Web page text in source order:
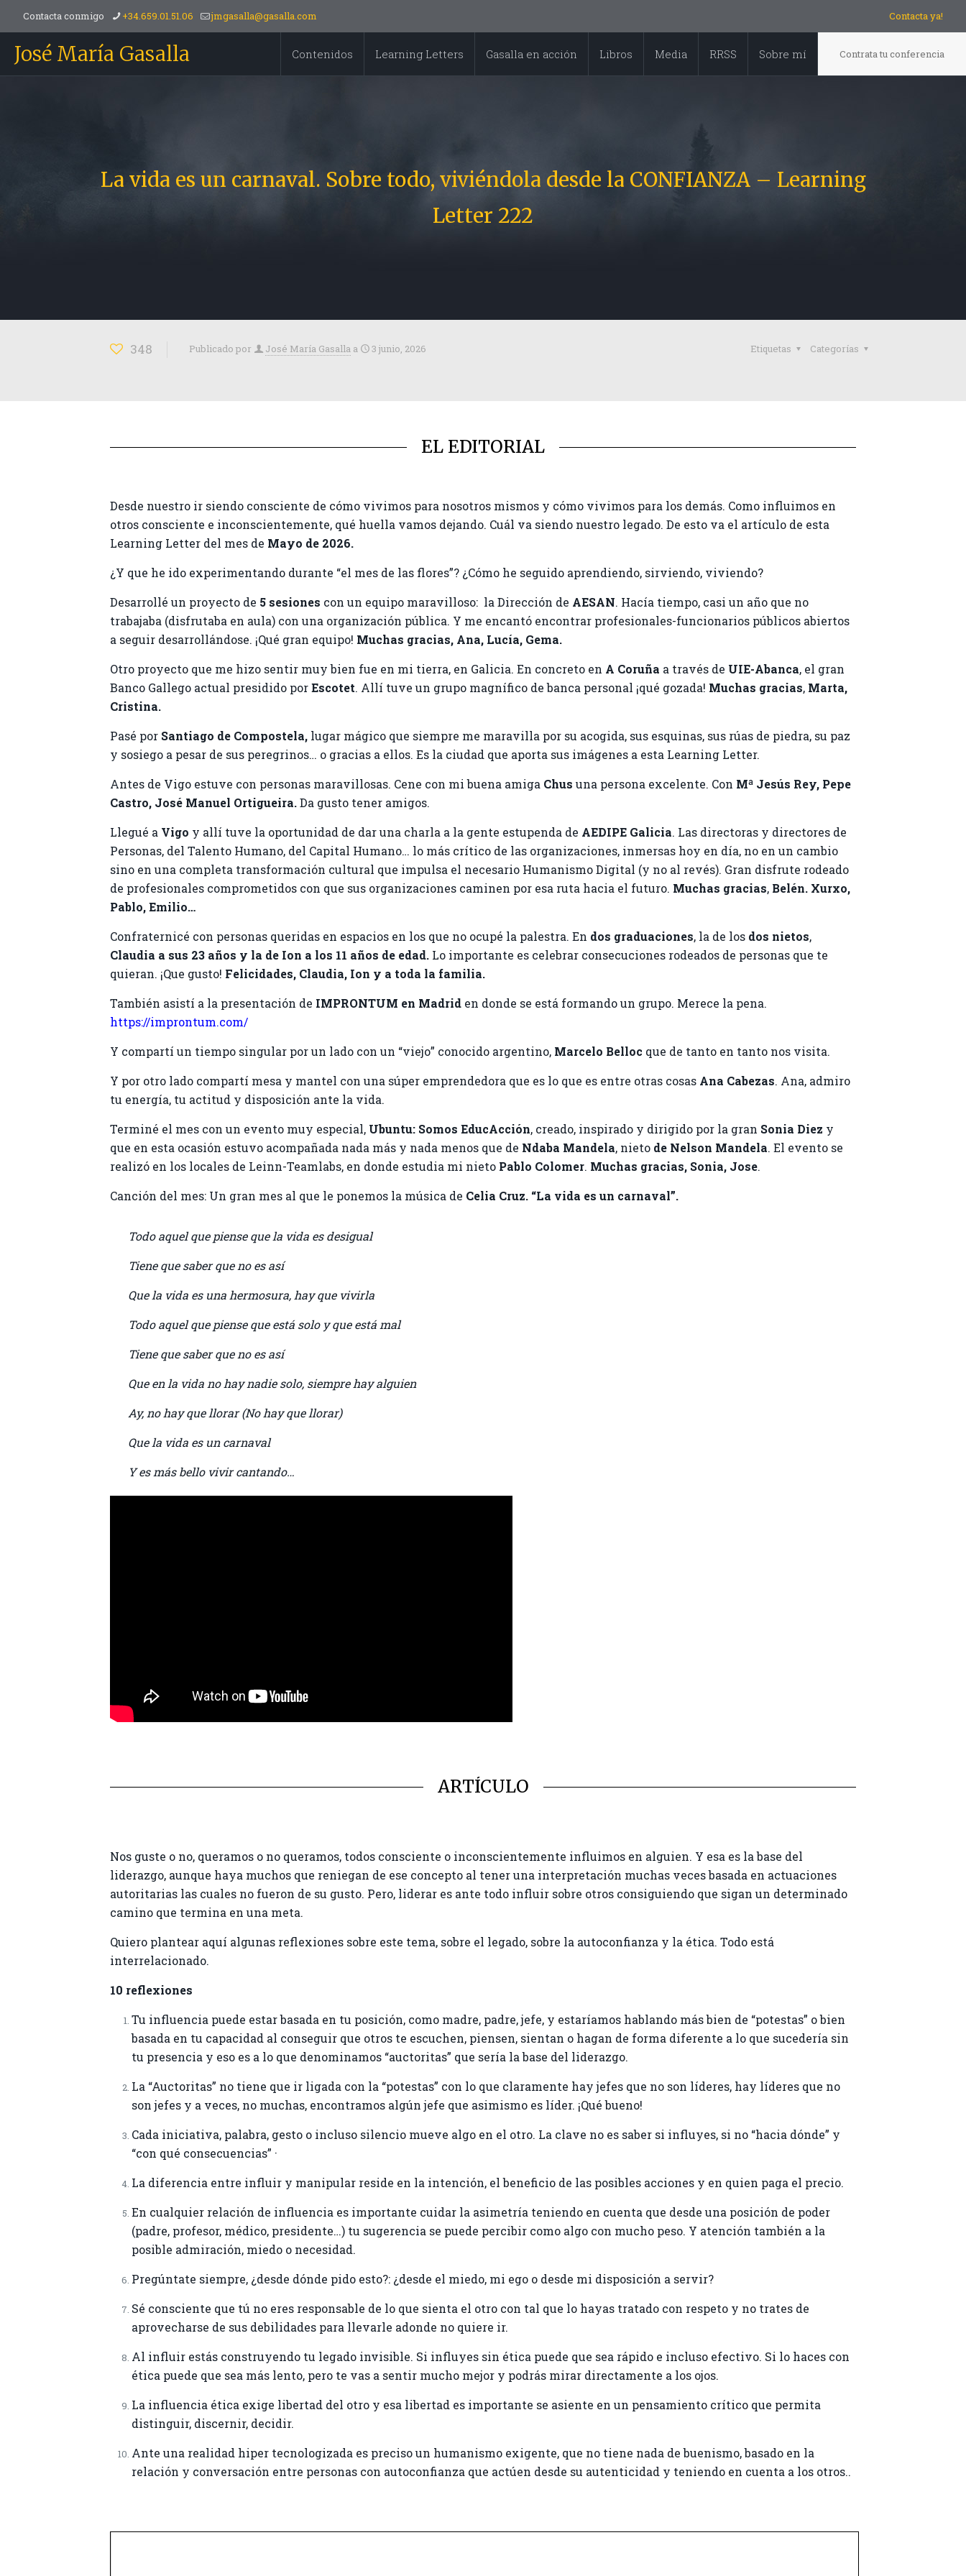
Contacta conmigo +34.659.01.51.06 jmgasalla@gasalla.com Contacta ya!
José María Gasalla Contenidos Learning Letters Gasalla en acción Libros Media RRSS Sobre mí Contrata tu conferencia
La vida es un carnaval. Sobre todo, viviéndola desde la CONFIANZA – Learning
Letter 222
348 Publicado por José María Gasalla a 3 junio, 2026 Categorías
Etiquetas
EL EDITORIAL
Desde nuestro ir siendo consciente de cómo vivimos para nosotros mismos y cómo vivimos para los demás. Como influimos en
otros consciente e inconscientemente, qué huella vamos dejando. Cuál va siendo nuestro legado. De esto va el artículo de esta
Learning Letter del mes de Mayo de 2026.
¿Y que he ido experimentando durante “el mes de las flores”? ¿Cómo he seguido aprendiendo, sirviendo, viviendo?
Desarrollé un proyecto de 5 sesiones con un equipo maravilloso: la Dirección de AESAN. Hacía tiempo, casi un año que no
trabajaba (disfrutaba en aula) con una organización pública. Y me encantó encontrar profesionales-funcionarios públicos abiertos
a seguir desarrollándose. ¡Qué gran equipo! Muchas gracias, Ana, Lucía, Gema.
Otro proyecto que me hizo sentir muy bien fue en mi tierra, en Galicia. En concreto en A Coruña a través de UIE-Abanca, el gran
Banco Gallego actual presidido porEscotet. Allí tuve un grupo magnífico de banca personal ¡qué gozada! Muchas gracias, Marta,
Cristina.
Pasé por Santiago de Compostela, lugar mágico que siempre me maravilla por su acogida, sus esquinas, sus rúas de piedra, su paz
y sosiego a pesar de sus peregrinos… o gracias a ellos. Es la ciudad que aporta sus imágenes a esta Learning Letter.
Antes de Vigo estuve con personas maravillosas. Cene con mi buena amiga Chus una persona excelente. Con Mª Jesús Rey, Pepe
Castro, José Manuel Ortigueira.Da gusto tener amigos.
Llegué a Vigo y allí tuve la oportunidad de dar una charla a la gente estupenda de AEDIPE Galicia. Las directoras y directores de
Personas, del Talento Humano, del Capital Humano… lo más crítico de las organizaciones, inmersas hoy en día, no en un cambio
sino en una completa transformación cultural que impulsa el necesario Humanismo Digital (y no al revés). Gran disfrute rodeado
de profesionales comprometidos con que sus organizaciones caminen por esa ruta hacia el futuro. Muchas gracias, Belén. Xurxo,
Pablo, Emilio…
Confraternicé con personas queridas en espacios en los que no ocupé la palestra. En dos graduaciones, la de los dos nietos,
Claudia a sus 23 años y la de Ion a los 11 años de edad. Lo importante es celebrar consecuciones rodeados de personas que te
quieran. ¡Que gusto! Felicidades, Claudia, Ion y a toda la familia.
También asistí a la presentación de IMPRONTUM en Madrid en donde se está formando un grupo. Merece la pena.
https://improntum.com/
Y compartí un tiempo singular por un lado con un “viejo” conocido argentino, Marcelo Belloc que de tanto en tanto nos visita.
Y por otro lado compartí mesa y mantel con una súper emprendedora que es lo que es entre otras cosas Ana Cabezas. Ana, admiro
tu energía, tu actitud y disposición ante la vida.
Terminé el mes con un evento muy especial, Ubuntu: Somos EducAcción, creado, inspirado y dirigido por la gran Sonia Diez y
que en esta ocasión estuvo acompañada nada más y nada menos que de Ndaba Mandela, nieto de Nelson Mandela. El evento se
realizó en los locales de Leinn-Teamlabs, en donde estudia mi nieto Pablo Colomer. Muchas gracias, Sonia, Jose.
Canción del mes: Un gran mes al que le ponemos la música de Celia Cruz. “La vida es un carnaval”.
Todo aquel que piense que la vida es desigual
Tiene que saber que no es así
Que la vida es una hermosura, hay que vivirla
Todo aquel que piense que está solo y que está mal
Tiene que saber que no es así
Que en la vida no hay nadie solo, siempre hay alguien
Ay, no hay que llorar (No hay que llorar)
Que la vida es un carnaval
Y es más bello vivir cantando…
ARTÍCULO
Nos guste o no, queramos o no queramos, todos consciente o inconscientemente influimos en alguien. Y esa es la base del
liderazgo, aunque haya muchos que reniegan de ese concepto al tener una interpretación muchas veces basada en actuaciones
autoritarias las cuales no fueron de su gusto. Pero, liderar es ante todo influir sobre otros consiguiendo que sigan un determinado
camino que termina en una meta.
Quiero plantear aquí algunas reflexiones sobre este tema, sobre el legado, sobre la autoconfianza y la ética. Todo está
interrelacionado.
10 reflexiones
Tu influencia puede estar basada en tu posición, como madre, padre, jefe, y estaríamos hablando más bien de “potestas” o bien
basada en tu capacidad al conseguir que otros te escuchen, piensen, sientan o hagan de forma diferente a lo que sucedería sin
tu presencia y eso es a lo que denominamos “auctoritas” que sería la base del liderazgo.
La “Auctoritas” no tiene que ir ligada con la “potestas” con lo que claramente hay jefes que no son líderes, hay líderes que no
son jefes y a veces, no muchas, encontramos algún jefe que asimismo es líder. ¡Qué bueno!
Cada iniciativa, palabra, gesto o incluso silencio mueve algo en el otro. La clave no es saber si influyes, si no “hacia dónde” y
“con qué consecuencias” ·
La diferencia entre influir y manipular reside en la intención, el beneficio de las posibles acciones y en quien paga el precio.
En cualquier relación de influencia es importante cuidar la asimetría teniendo en cuenta que desde una posición de poder
(padre, profesor, médico, presidente…) tu sugerencia se puede percibir como algo con mucho peso. Y atención también a la
posible admiración, miedo o necesidad.
Pregúntate siempre, ¿desde dónde pido esto?: ¿desde el miedo, mi ego o desde mi disposición a servir?
Sé consciente que tú no eres responsable de lo que sienta el otro con tal que lo hayas tratado con respeto y no trates de
aprovecharse de sus debilidades para llevarle adonde no quiere ir.
Al influir estás construyendo tu legado invisible. Si influyes sin ética puede que sea rápido e incluso efectivo. Si lo haces con
ética puede que sea más lento, pero te vas a sentir mucho mejor y podrás mirar directamente a los ojos.
La influencia ética exige libertad del otro y esa libertad es importante se asiente en un pensamiento crítico que permita
distinguir, discernir, decidir.
Ante una realidad hiper tecnologizada es preciso un humanismo exigente, que no tiene nada de buenismo, basado en la
relación y conversación entre personas con autoconfianza que actúen desde su autenticidad y teniendo en cuenta a los otros..